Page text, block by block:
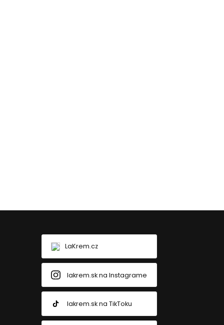
LaKrem.cz
lakrem.sk na Instagrame
lakrem.sk na TikToku